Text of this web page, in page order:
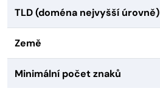
TLD (doména nejvyšší úrovně)
Země
Minimální počet znaků